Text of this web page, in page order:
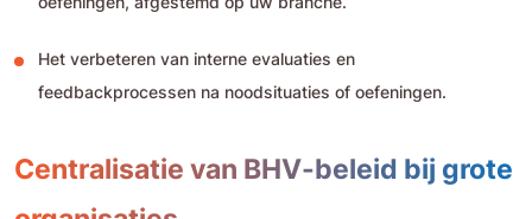
Het verbeteren van interne evaluaties en
feedbackprocessen na noodsituaties of oefeningen.
Centralisatie van BHV-beleid bij grote